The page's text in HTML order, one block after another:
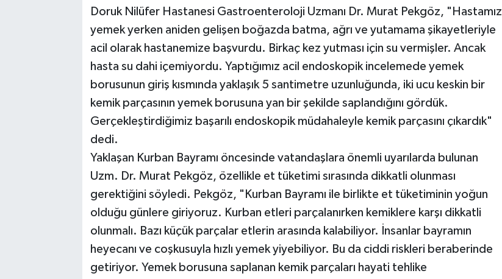
Doruk Nilüfer Hastanesi Gastroenteroloji Uzmanı Dr. Murat Pekgöz, "Hastamız
yemek yerken aniden gelişen boğazda batma, ağrı ve yutamama şikayetleriyle
acil olarak hastanemize başvurdu. Birkaç kez yutması için su vermişler. Ancak
hasta su dahi içemiyordu. Yaptığımız acil endoskopik incelemede yemek
borusunun giriş kısmında yaklaşık 5 santimetre uzunluğunda, iki ucu keskin bir
kemik parçasının yemek borusuna yan bir şekilde saplandığını gördük.
Gerçekleştirdiğimiz başarılı endoskopik müdahaleyle kemik parçasını çıkardık"
dedi.
Yaklaşan Kurban Bayramı öncesinde vatandaşlara önemli uyarılarda bulunan
Uzm. Dr. Murat Pekgöz, özellikle et tüketimi sırasında dikkatli olunması
gerektiğini söyledi. Pekgöz, "Kurban Bayramı ile birlikte et tüketiminin yoğun
olduğu günlere giriyoruz. Kurban etleri parçalanırken kemiklere karşı dikkatli
olunmalı. Bazı küçük parçalar etlerin arasında kalabiliyor. İnsanlar bayramın
heyecanı ve coşkusuyla hızlı yemek yiyebiliyor. Bu da ciddi riskleri beraberinde
getiriyor. Yemek borusuna saplanan kemik parçaları hayati tehlike